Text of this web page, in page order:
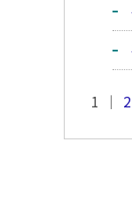
1 ｜ 2